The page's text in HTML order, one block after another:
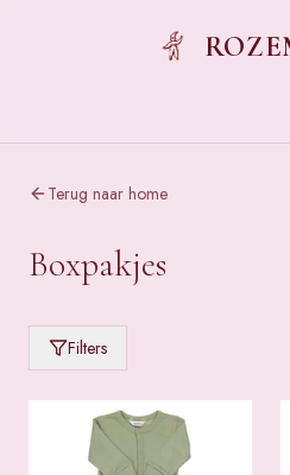
Terug naar home
Boxpakjes
Filters